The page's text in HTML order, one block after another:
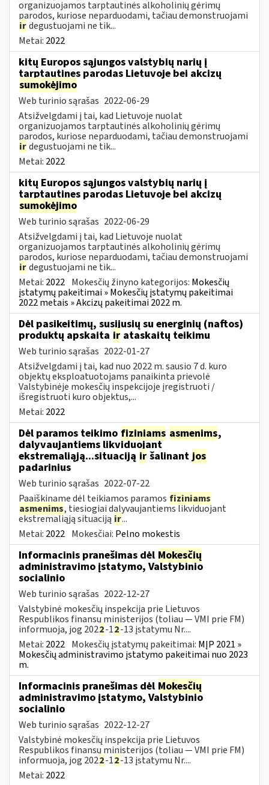
organizuojamos tarptautinės alkoholinių gėrimų
parodos, kuriose neparduodami, tačiau demonstruojami
irdegustuojami ne tik...
Metai: 2022
kitų Europos sąjungos valstybių narių į
tarptautines parodas Lietuvoje bei akcizų
sumokėjimo
Web turinio sąrašas 2022-06-29
Atsižvelgdami į tai, kad Lietuvoje nuolat
organizuojamos tarptautinės alkoholinių gėrimų
parodos, kuriose neparduodami, tačiau demonstruojami
irdegustuojami ne tik...
Metai: 2022
kitų Europos sąjungos valstybių narių į
tarptautines parodas Lietuvoje bei akcizų
sumokėjimo
Web turinio sąrašas 2022-06-29
Atsižvelgdami į tai, kad Lietuvoje nuolat
organizuojamos tarptautinės alkoholinių gėrimų
parodos, kuriose neparduodami, tačiau demonstruojami
irdegustuojami ne tik...
Metai: 2022 Mokesčių žinyno kategorijos: Mokesčių
įstatymų pakeitimai » Mokesčių įstatymų pakeitimai
2022 metais » Akcizų pakeitimai 2022 m.
Dėl pasikeitimų, susijusių su energinių (naftos)
produktų apskaita ir ataskaitų teikimu
Web turinio sąrašas 2022-01-27
Atsižvelgdami į tai, kad nuo 2022 m. sausio 7 d. kuro
objektų eksploatuotojams panaikinta prievolė
Valstybinėje mokesčių inspekcijoje įregistruoti /
išregistruoti kuro objektus,...
Metai: 2022
Dėl paramos teikimo fiziniams asmenims,
dalyvaujantiems likviduojant
ekstremaliąją...situaciją ir šalinant jos
padarinius
Web turinio sąrašas 2022-07-22
Paaiškiname dėl teikiamos paramos fiziniams
asmenims, tiesiogiai dalyvaujantiems likviduojant
ekstremaliąją situaciją ir...
Metai: 2022 Mokesčiai: Pelno mokestis
Informacinis pranešimas dėl Mokesčių
administravimo įstatymo, Valstybinio
socialinio
Web turinio sąrašas 2022-12-27
Valstybinė mokesčių inspekcija prie Lietuvos
Respublikos finansų ministerijos (toliau — VMI prie FM)
informuoja, jog 2022-12-13 įstatymu Nr....
Metai: 2022 Mokesčių įstatymų pakeitimai: MĮP 2021 »
Mokesčių administravimo įstatymo pakeitimai nuo 2023
m.
Informacinis pranešimas dėl Mokesčių
administravimo įstatymo, Valstybinio
socialinio
Web turinio sąrašas 2022-12-27
Valstybinė mokesčių inspekcija prie Lietuvos
Respublikos finansų ministerijos (toliau — VMI prie FM)
informuoja, jog 2022-12-13 įstatymu Nr....
Metai: 2022